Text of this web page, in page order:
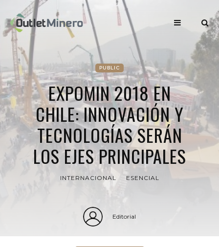
PUBLIC
EXPOMIN 2018 EN
CHILE: INNOVACIÓN Y
TECNOLOGÍAS SERÁN
LOS EJES PRINCIPALES
INTERNACIONAL ESENCIAL
Editorial